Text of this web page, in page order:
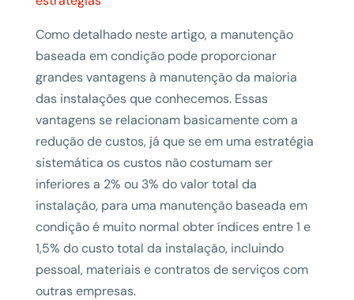
Como detalhado neste artigo, a manutenção
baseada em condição pode proporcionar
grandes vantagens à manutenção da maioria
das instalações que conhecemos. Essas
vantagens se relacionam basicamente com a
redução de custos, já que se em uma estratégia
sistemática os custos não costumam ser
inferiores a 2% ou 3% do valor total da
instalação, para uma manutenção baseada em
condição é muito normal obter índices entre 1 e
1,5% do custo total da instalação, incluindo
pessoal, materiais e contratos de serviços com
outras empresas.